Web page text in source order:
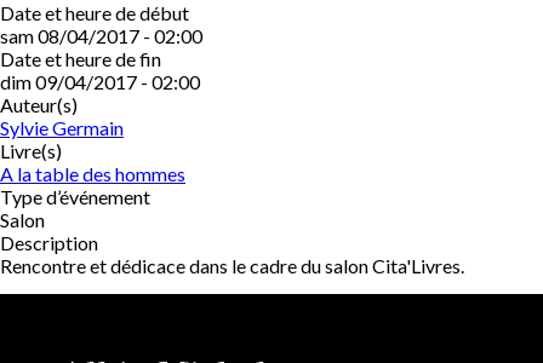
Date et heure de début
sam 08/04/2017 - 02:00
Date et heure de fin
dim 09/04/2017 - 02:00
Auteur(s)
Sylvie Germain
Livre(s)
A la table des hommes
Type d’événement
Salon
Description
Rencontre et dédicace dans le cadre du salon Cita'Livres.